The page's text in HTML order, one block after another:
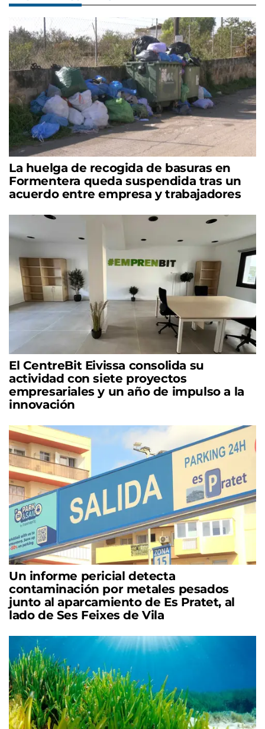
La huelga de recogida de basuras en
Formentera queda suspendida tras un
acuerdo entre empresa y trabajadores
El CentreBit Eivissa consolida su
actividad con siete proyectos
empresariales y un año de impulso a la
innovación
Un informe pericial detecta
contaminación por metales pesados
junto al aparcamiento de Es Pratet, al
lado de Ses Feixes de Vila